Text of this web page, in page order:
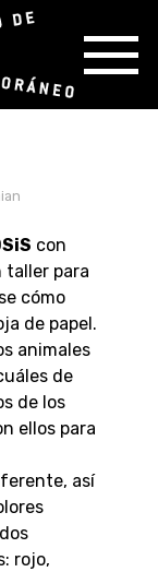
con
para
cómo
de papel.
animales
de
de los
ellos para
así
rojo,